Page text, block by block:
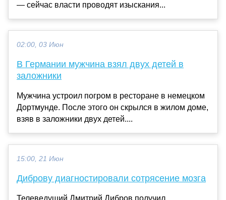
— сейчас власти проводят изыскания...
02:00, 03 Июн
В Германии мужчина взял двух детей в
заложники
Мужчина устроил погром в ресторане в немецком
Дортмунде. После этого он скрылся в жилом доме,
взяв в заложники двух детей....
15:00, 21 Июн
Диброву диагностировали сотрясение мозга